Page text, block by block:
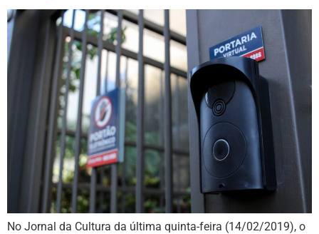
No Jornal da Cultura da última quinta-feira (14/02/2019), o